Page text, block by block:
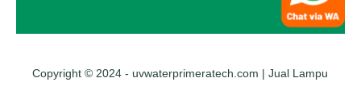
Copyright © 2024 - uvwaterprimeratech.com | Jual Lampu